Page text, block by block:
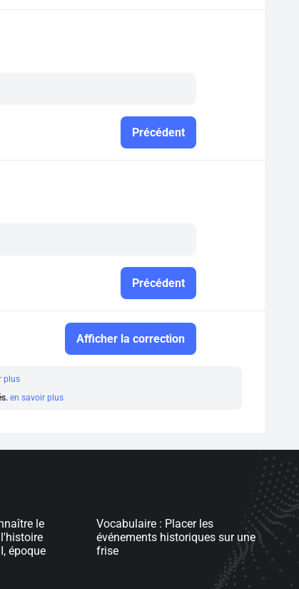
Précédent
Précédent
Afficher la correction
plus
en savoir plus
le
époque
Vocabulaire : Placer les
événements historiques sur une
frise